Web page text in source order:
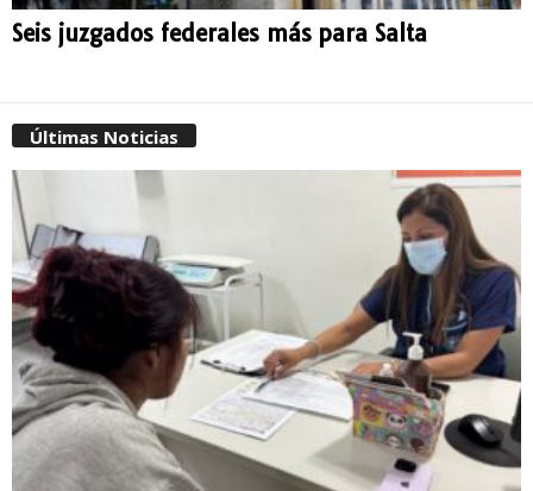
Seis juzgados federales más para Salta
Últimas Noticias